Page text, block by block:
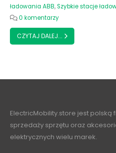
ładowania ABB,Szybkie stacje
0 komentarzy
CZYTAJ DALEJ...
ElectricMobility.store jest polską
sprzedaży sprzętu oraz
elektrycznych wielu marek.